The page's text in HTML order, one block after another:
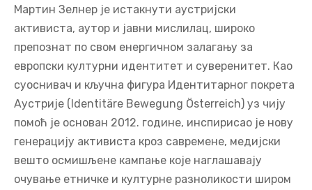
Мартин Зелнер је истакнути аустријски
активиста, аутор и јавни мислилац, широко
препознат по свом енергичном залагању за
европски културни идентитет и суверенитет. Као
суоснивач и кључна фигура Идентитарног покрета
Аустрије (Identitäre Bewegung Österreich) уз чију
помоћ је основан 2012. године, инспирисао је нову
генерацију активиста кроз савремене, медијски
вешто осмишљене кампање које наглашавају
очување етничке и културне разноликости широм